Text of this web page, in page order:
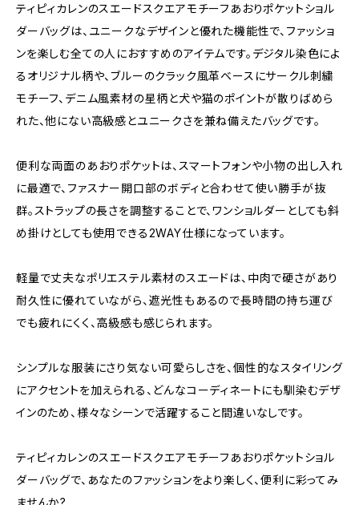
ティピィカレンのスエードスクエアモチーフあおりポケットショル
ダーバッグは、ユニークなデザインと優れた機能性で、ファッショ
ンを楽しむ全ての人におすすめのアイテムです。デジタル染色によ
るオリジナル柄や、ブルーのクラック風革ベースにサークル刺繍
モチーフ、デニム風素材の星柄と犬や猫のポイントが散りばめら
れた、他にない高級感とユニークさを兼ね備えたバッグです。
便利な両面のあおりポケットは、スマートフォンや小物の出し入れ
に最適で、ファスナー開口部のボディと合わせて使い勝手が抜
群。ストラップの長さを調整することで、ワンショルダーとしても斜
め掛けとしても使用できる2WAY仕様になっています。
軽量で丈夫なポリエステル素材のスエードは、中肉で硬さがあり
耐久性に優れていながら、遮光性もあるので長時間の持ち運び
でも疲れにくく、高級感も感じられます。
シンプルな服装にさり気ない可愛らしさを、個性的なスタイリング
にアクセントを加えられる、どんなコーディネートにも馴染むデザ
インのため、様々なシーンで活躍すること間違いなしです。
ティピィカレンのスエードスクエアモチーフあおりポケットショル
ダーバッグで、あなたのファッションをより楽しく、便利に彩ってみ
ませんか?